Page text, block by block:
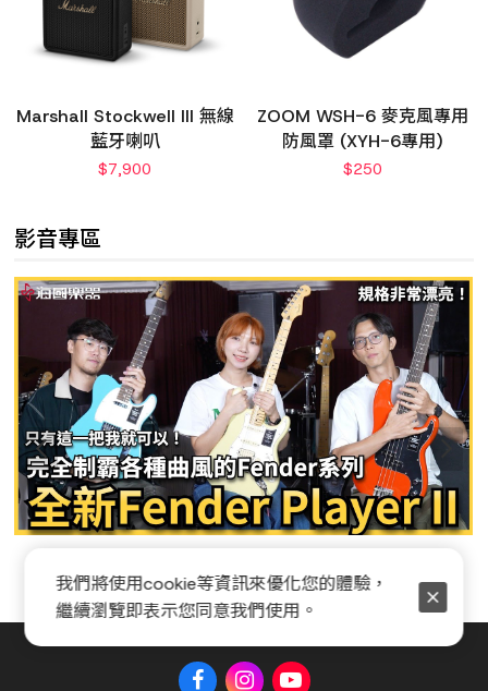
Marshall Stockwell III 無線
藍牙喇叭
$7,900
ZOOM WSH-6 麥克風專用
防風罩 (XYH-6專用)
$250
影音專區
我們將使用cookie等資訊來優化您的體驗，
繼續瀏覽即表示您同意我們使用。